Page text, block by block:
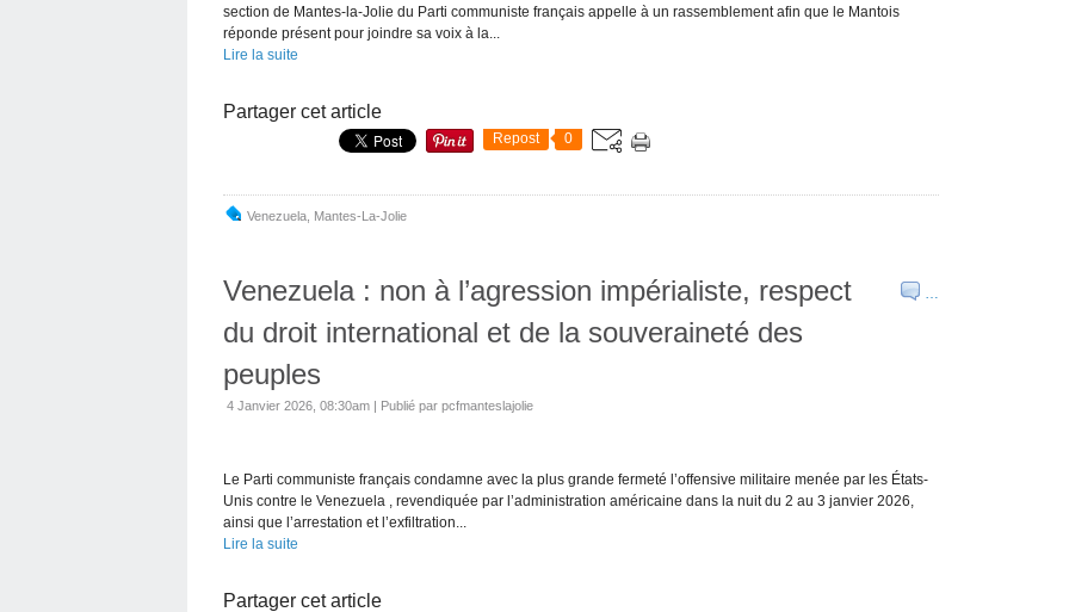
section de Mantes-la-Jolie du Parti communiste français appelle à un rassemblement afin que le Mantois
réponde présent pour joindre sa voix à la...
Lire la suite
Partager cet article
Repost 0
Venezuela Mantes-La-Jolie
…
Venezuela : non à l’agression impérialiste, respect
du droit international et de la souveraineté des
peuples
4 Janvier 2026, 08:30am | Publié par pcfmanteslajolie
Le Parti communiste français condamne avec la plus grande fermeté l’offensive militaire menée par les États-
Unis contre le Venezuela , revendiquée par l’administration américaine dans la nuit du 2 au 3 janvier 2026,
ainsi que l’arrestation et l’exfiltration...
Lire la suite
Partager cet article